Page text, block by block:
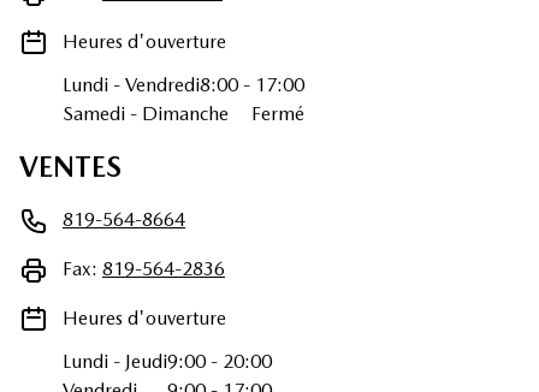
Heures d'ouverture
Lundi - Vendredi8:00 - 17:00
Samedi - Dimanche Fermé
VENTES
819-564-8664
Fax: 819-564-2836
Heures d'ouverture
Lundi - Jeudi9:00 - 20:00